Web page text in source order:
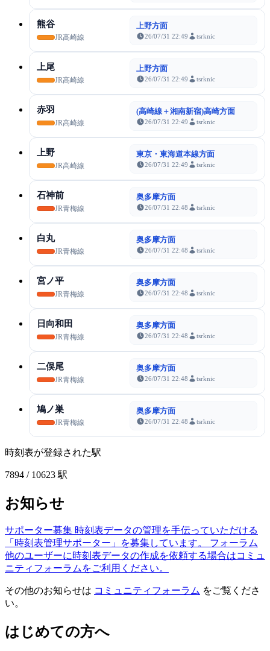
熊谷
JR高崎線
上野方面
26/07/31 22:49 tsrknic
上尾
JR高崎線
上野方面
26/07/31 22:49 tsrknic
赤羽
JR高崎線
(高崎線＋湘南新宿)高崎方面
26/07/31 22:49 tsrknic
上野
JR高崎線
東京・東海道本線方面
26/07/31 22:49 tsrknic
石神前
JR青梅線
奥多摩方面
26/07/31 22:48 tsrknic
白丸
JR青梅線
奥多摩方面
26/07/31 22:48 tsrknic
宮ノ平
JR青梅線
奥多摩方面
26/07/31 22:48 tsrknic
日向和田
JR青梅線
奥多摩方面
26/07/31 22:48 tsrknic
二俣尾
JR青梅線
奥多摩方面
26/07/31 22:48 tsrknic
鳩ノ巣
JR青梅線
奥多摩方面
26/07/31 22:48 tsrknic
時刻表が登録された駅
7894 / 10623 駅
お知らせ
サポーター募集 時刻表データの管理を手伝っていただける
「時刻表管理サポーター」を募集しています。
フォーラム
他のユーザーに時刻表データの作成を依頼する場合はコミュ
ニティフォーラムをご利用ください。
その他のお知らせは コミュニティフォーラム をご覧くださ
い。
はじめての方へ